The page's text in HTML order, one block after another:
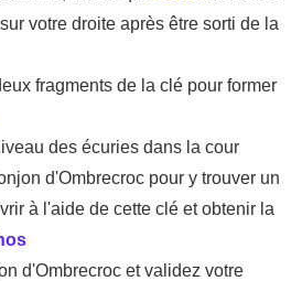
votre droite après être sorti de la
fragments de la clé pour former
des écuries dans la cour
d'Ombrecroc pour y trouver un
à l'aide de cette clé et obtenir la
d'Ombrecroc et validez votre